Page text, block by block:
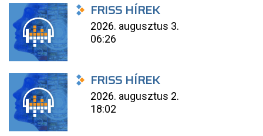
FRISS HÍREK
2026. augusztus 3.
06:26
FRISS HÍREK
2026. augusztus 2.
18:02